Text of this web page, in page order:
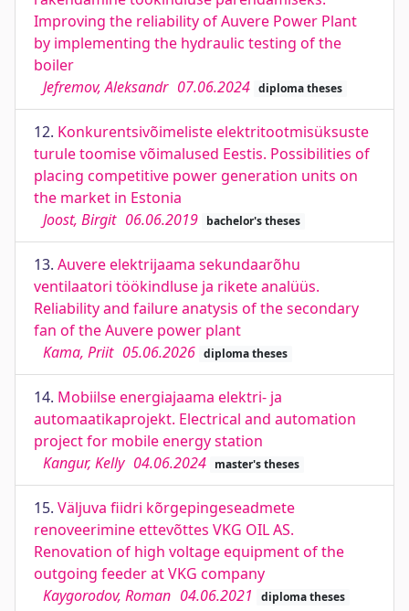
Improving the reliability of Auvere Power Plant
by implementing the hydraulic testing of the
boiler
Jefremov, Aleksandr 07.06.2024 diploma theses
12. Konkurentsivõimeliste elektritootmisüksuste
turule toomise võimalused Eestis. Possibilities of
placing competitive power generation units on
the market in Estonia
Joost, Birgit 06.06.2019 bachelor's theses
13. Auvere elektrijaama sekundaarõhu
ventilaatori töökindluse ja rikete analüüs.
Reliability and failure anatysis of the secondary
fan of the Auvere power plant
Kama, Priit 05.06.2026 diploma theses
14. Mobiilse energiajaama elektri- ja
automaatikaprojekt. Electrical and automation
project for mobile energy station
Kangur, Kelly 04.06.2024 master's theses
15. Väljuva fiidri kõrgepingeseadmete
renoveerimine ettevõttes VKG OIL AS.
Renovation of high voltage equipment of the
outgoing feeder at VKG company
Kaygorodov, Roman 04.06.2021 diploma theses